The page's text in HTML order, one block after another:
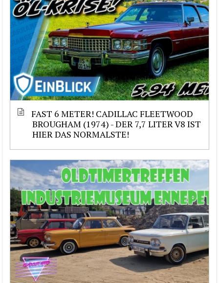
FAST 6 METER! CADILLAC FLEETWOOD
BROUGHAM (1974) - DER 7,7 LITER V8 IST
HIER DAS NORMALSTE!